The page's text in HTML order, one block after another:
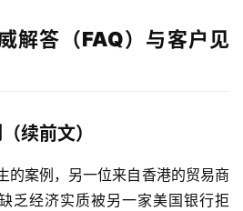
解答（FAQ）与客户见
续前文）
的案例，另一位来自香港的贸易商
乏经济实质被另一家美国银行拒